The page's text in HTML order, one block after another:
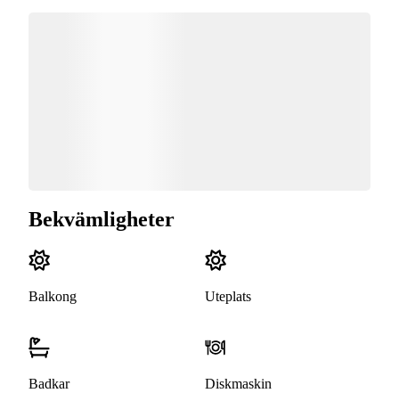
Bekvämligheter
Balkong Uteplats
Badkar Diskmaskin